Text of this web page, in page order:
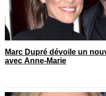
Marc Dupré dévoile un
avec Anne-Marie